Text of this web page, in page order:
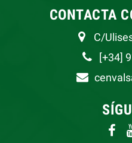
CONTACTA
C/
[+34]